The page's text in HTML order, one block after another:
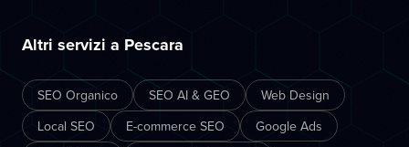
Altri servizi a Pescara
SEO Organico SEO AI & GEO
Web Design
Local SEO
E-commerce SEO
Google Ads